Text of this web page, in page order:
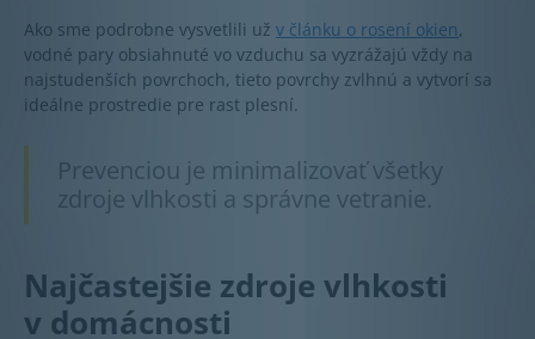
Ako sme podrobne vysvetlili už v článku o rosení okien,
vodné pary obsiahnuté vo vzduchu sa vyzrážajú vždy na
najstudenších povrchoch, tieto povrchy zvlhnú a vytvorí sa
ideálne prostredie pre rast plesní.
Prevenciou je minimalizovať všetky
zdroje vlhkosti a správne vetranie.
Najčastejšie zdroje vlhkosti
v domácnosti